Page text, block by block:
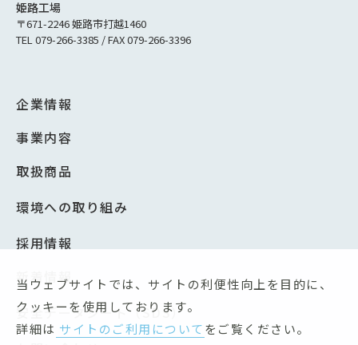
姫路工場
〒671-2246 姫路市打越1460
TEL 079-266-3385 / FAX 079-266-3396
企業情報
事業内容
取扱商品
環境への取り組み
採用情報
新着情報
安全データシート（SDS）
当ウェブサイトでは、サイトの利便性向上を目的に、
クッキーを使用しております。
詳細は サイトのご利用についてをご覧ください。